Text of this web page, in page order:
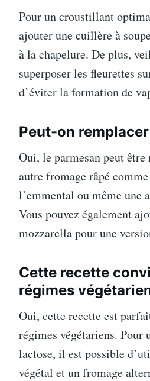
Pour un croustillant
ajouter une cuillère à
à la chapelure. De plus,
superposer les fleurettes
d’éviter la formation de
Peut-on
Oui, le parmesan peut
autre fromage râpé
l’emmental ou même une
Vous pouvez également
mozzarella pour une
Cette recette
régimes
Oui, cette recette est
régimes végétariens. Pour
lactose, il est possible
végétal et un fromage